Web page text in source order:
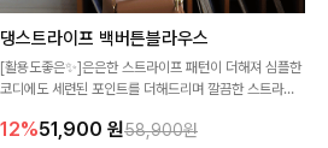
댕스트라이프 백버튼블라우스
[활용도좋은✨]은은한 스트라이프 패턴이 더해져 심플한
코디에도 세련된 포인트를 더해드리며 깔끔한 스트라이
12%51,900 원58,900원